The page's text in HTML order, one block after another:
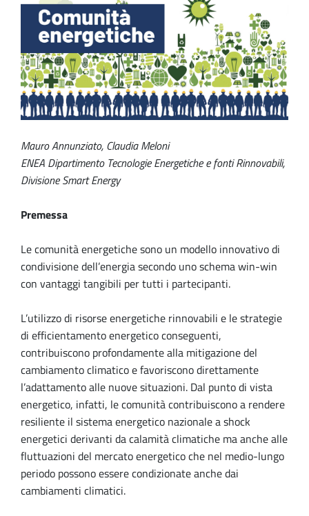
Mauro Annunziato, Claudia Meloni
ENEA Dipartimento Tecnologie Energetiche e fonti Rinnovabili,
Divisione Smart Energy
Premessa
Le comunità energetiche sono un modello innovativo di
condivisione dell’energia secondo uno schema win-win
con vantaggi tangibili per tutti i partecipanti.
L’utilizzo di risorse energetiche rinnovabili e le strategie
di efficientamento energetico conseguenti,
contribuiscono profondamente alla mitigazione del
cambiamento climatico e favoriscono direttamente
l’adattamento alle nuove situazioni. Dal punto di vista
energetico, infatti, le comunità contribuiscono a rendere
resiliente il sistema energetico nazionale a shock
energetici derivanti da calamità climatiche ma anche alle
fluttuazioni del mercato energetico che nel medio-lungo
periodo possono essere condizionate anche dai
cambiamenti climatici.